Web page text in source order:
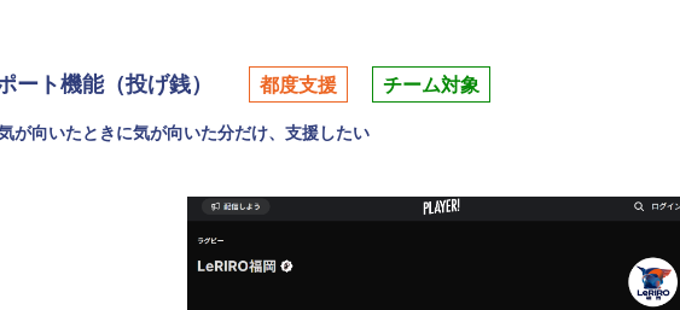
ト機能（投げ銭） 都度支援 チーム対象
が向いたときに気が向いた分だけ、支援したい